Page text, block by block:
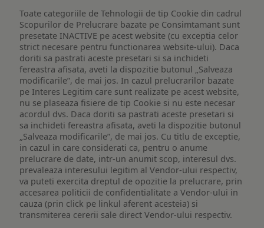
Toate categoriile de Tehnologii de tip Cookie din cadrul
Scopurilor de Prelucrare bazate pe Consimtamant sunt
presetate INACTIVE pe acest website (cu exceptia celor
strict necesare pentru functionarea website-ului). Daca
doriti sa pastrati aceste presetari si sa inchideti
fereastra afisata, aveti la dispozitie butonul „Salveaza
modificarile”, de mai jos. In cazul prelucrarilor bazate
pe Interes Legitim care sunt realizate pe acest website,
nu se plaseaza fisiere de tip Cookie si nu este necesar
acordul dvs. Daca doriti sa pastrati aceste presetari si
sa inchideti fereastra afisata, aveti la dispozitie butonul
„Salveaza modificarile”, de mai jos. Cu titlu de exceptie,
in cazul in care considerati ca, pentru o anume
prelucrare de date, intr-un anumit scop, interesul dvs.
prevaleaza interesului legitim al Vendor-ului respectiv,
va puteti exercita dreptul de opozitie la prelucrare, prin
accesarea politicii de confidentialitate a Vendor-ului in
cauza (prin click pe linkul aferent acesteia) si
transmiterea cererii sale direct Vendor-ului respectiv.